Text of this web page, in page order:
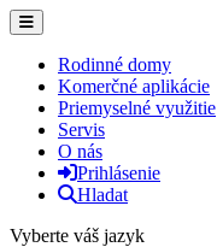
Rodinné domy
Komerčné aplikácie
Priemyselné využitie
Servis
O nás
Prihlásenie
Hladat
Vyberte váš jazyk